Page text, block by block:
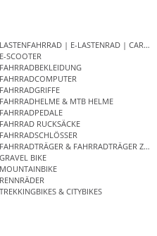
LASTENFAHRRAD | E-LASTENRAD |
E-SCOOTER
FAHRRADBEKLEIDUNG
FAHRRADCOMPUTER
FAHRRADGRIFFE
FAHRRADHELME & MTB HELME
FAHRRADPEDALE
FAHRRAD RUCKSÄCKE
FAHRRADSCHLÖSSER
FAHRRADTRÄGER & FAHRRADTRÄGER
GRAVEL BIKE
MOUNTAINBIKE
RENNRÄDER
TREKKINGBIKES & CITYBIKES